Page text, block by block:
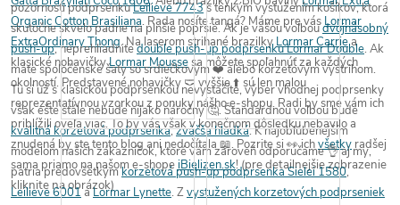
Organic Cotton Brasiliana. Rada nosítetangá? Máme pre vás Lormar
ExtraOrdinary Thong. Nalaserom strihané brazilky Lormar Carriea
klasické nohavičkyLormar Moussesa môžete spoľahnúť za každých
okolností. Predstavenénohavičky 🩲 vyššie⬆️ sú len malou
reprezentatívnouvzorkouz ponuky nášho e-shopu. Radi by sme vám ich
priblížili oveľa viac. To by vás však v konečnom dôsledku nebavilo a
znudená by ste tento blog ani nedočítala 📖. Pozrite si 👀 ichvšetky radšej
sama priamo na našom e-shopeiBielizen.sk! (pre detailnejšie zobrazenie
kliknite na obrázok)
pozornostipodprsenkuLeilieve 7743 s tenkým vystužením košíkov, ktorá
skutočne skvelo padnena plnšie poprsie. Ak je vašou voľboudvojnásobný
push-up, neprehliadnitedouble push-up podprsenku Lormar Double. Ak
máte spoločenské šaty sosrdiečkovým❤️ alebokorzetovým výstrihom.
Tu si užs klasickou podprsenkou nevystačíte, výber vhodnej podprsenky
však ešte stále nebude nijako náročný 🤔. Štandardnou voľbou bude
kvalitná korzetová podprsenka,zväčša hladká. Knajobľúbenejším
modelom našich zákazníčok, ktoré vám zároveňodporúčame 👌 aj my,
patria predovšetkýmkorzetová push-up podprsenka Sielei 1580,
Leilieve 6001aLormar Lynette. Zvystužených korzetových podprseniek